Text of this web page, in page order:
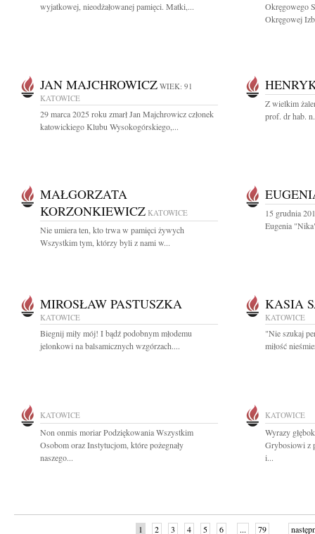
wyjatkowej, nieodżałowanej pamięci. Matki,...
Okręgowego
Okręgowej
JAN MAJCHROWICZ WIEK: 91
KATOWICE
29 marca 2025 roku zmarł Jan Majchrowicz członek
katowickiego Klubu Wysokogórskiego,...
Z wielkim
prof. dr hab.
MAŁGORZATA
KORZONKIEWICZ KATOWICE
Nie umiera ten, kto trwa w pamięci żywych
Wszystkim tym, którzy byli z nami w...
15 grudnia
Eugenia
MIROSŁAW PASTUSZKA
KATOWICE
Biegnij miły mój! I bądź podobnym młodemu
jelonkowi na balsamicznych wzgórzach....
KASIA
KATOWICE
"Nie szukaj
miłość
KATOWICE
Non onmis moriar Podziękowania Wszystkim
Osobom oraz Instytucjom, które pożegnały
naszego...
KATOWICE
Wyrazy
Grybosiowi z
i...
1 2 3 4 5 6 ... 79